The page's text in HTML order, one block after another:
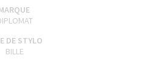
DE STYLO
BILLE